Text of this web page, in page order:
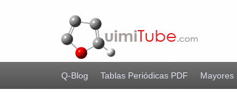
Q-Blog Tablas Periódicas PDF Mayores